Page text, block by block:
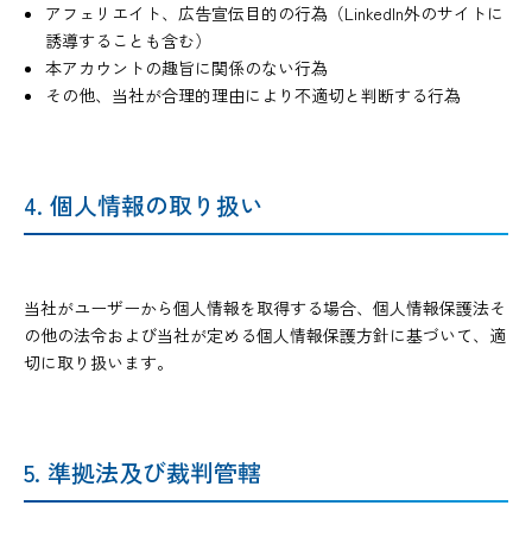
アフェリエイト、広告宣伝目的の行為（LinkedIn外のサイトに
誘導することも含む）
本アカウントの趣旨に関係のない行為
その他、当社が合理的理由により不適切と判断する行為
4. 個人情報の取り扱い
当社がユーザーから個人情報を取得する場合、個人情報保護法そ
の他の法令および当社が定める個人情報保護方針に基づいて、適
切に取り扱います。
5. 準拠法及び裁判管轄